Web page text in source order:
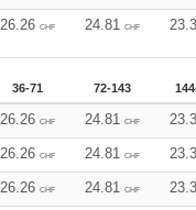
26.26CHF 24.81 CHF
36-71 72-143
26.26CHF 24.81 CHF
26.26CHF 24.81 CHF
26.26CHF 24.81 CHF